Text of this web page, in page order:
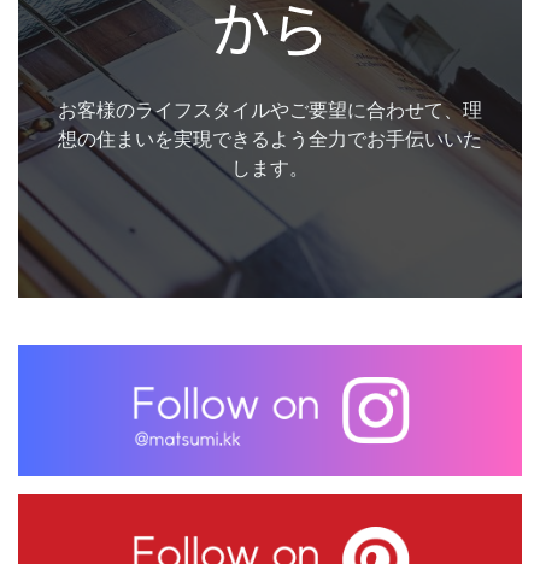
から
お客様のライフスタイルやご要望に合わせて、理
想の住まいを実現できるよう全力でお手伝いいた
します。